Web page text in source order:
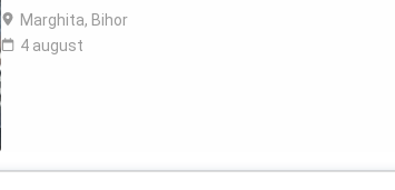
Marghita, Bihor
4 august